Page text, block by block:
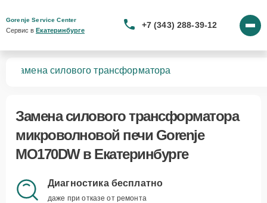
Gorenje Service Center
Сервис в Екатеринбурге
+7 (343) 288-39-12
Замена силового трансформатора
Замена силового трансформатора
микроволновой печи Gorenje
MO170DW в Екатеринбурге
Диагностика бесплатно
даже при отказе от ремонта